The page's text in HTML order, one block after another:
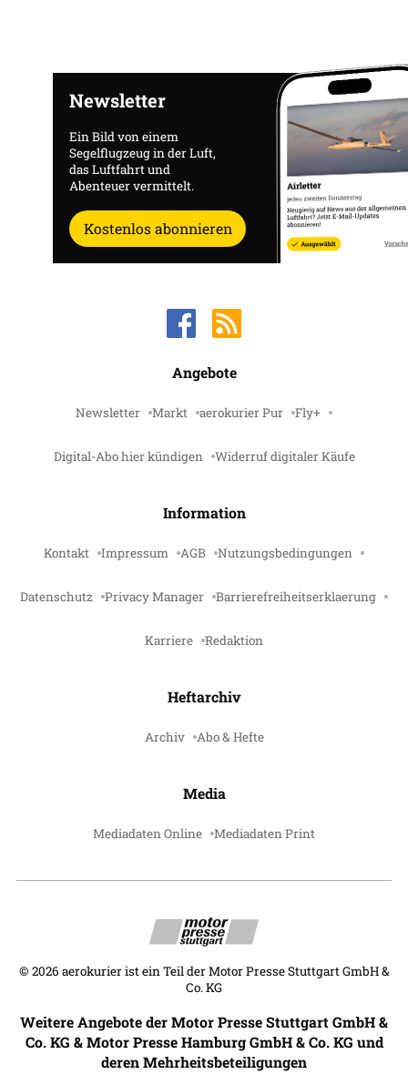
Newsletter
Ein Bild von einem
Segelflugzeug in der Luft,
das Luftfahrt und
Abenteuer vermittelt.
Kostenlos abonnieren
Angebote
Newsletter Markt aerokurier Pur Fly+
Digital-Abo hier kündigen Widerruf digitaler Käufe
Information
Kontakt Impressum AGB Nutzungsbedingungen
Datenschutz Privacy Manager Barrierefreiheitserklaerung
Karriere Redaktion
Heftarchiv
Archiv Abo & Hefte
Media
Mediadaten Online Mediadaten Print
© 2026 aerokurier ist ein Teil der Motor Presse Stuttgart GmbH &
Co. KG
Weitere Angebote der Motor Presse Stuttgart GmbH &
Co. KG & Motor Presse Hamburg GmbH & Co. KG und
deren Mehrheitsbeteiligungen